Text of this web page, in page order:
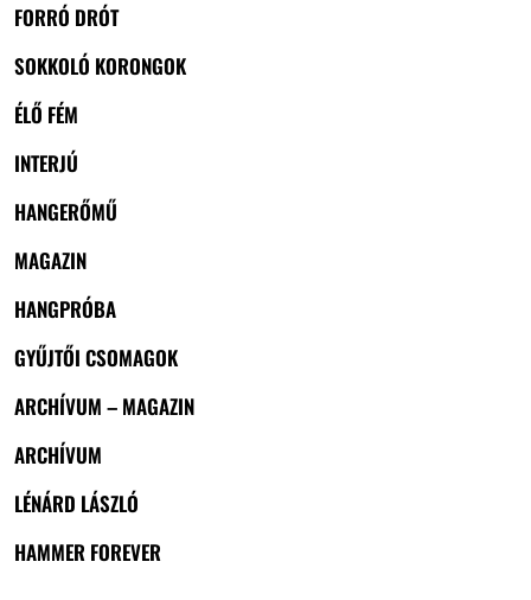
FORRÓ DRÓT
SOKKOLÓ KORONGOK
ÉLŐ FÉM
INTERJÚ
HANGERŐMŰ
MAGAZIN
HANGPRÓBA
GYŰJTŐI CSOMAGOK
ARCHÍVUM – MAGAZIN
ARCHÍVUM
LÉNÁRD LÁSZLÓ
HAMMER FOREVER